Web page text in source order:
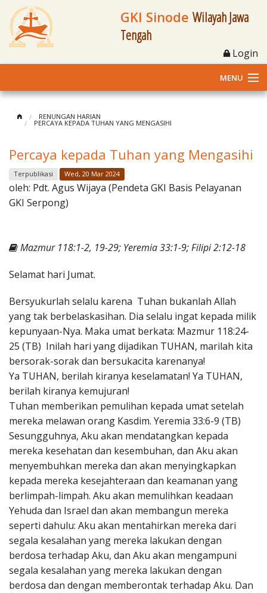
GKI Sinode Wilayah Jawa
Tengah
Login
MENU
Klasis dan Jemaat
Berita Kegiatan
Materi
Penerbitan
RENUNGAN HARIAN
PERCAYA KEPADA TUHAN YANG MENGASIHI
Percaya kepada Tuhan yang Mengasihi
Terpublikasi Wed, 20 Mar 2024
oleh: Pdt. Agus Wijaya (Pendeta GKI Basis Pelayanan
GKI Serpong)
Mazmur 118:1-2, 19-29; Yeremia 33:1-9; Filipi 2:12-18
Selamat hari Jumat.
Bersyukurlah selalu karena Tuhan bukanlah Allah
yang tak berbelaskasihan. Dia selalu ingat kepada milik
kepunyaan-Nya. Maka umat berkata: Mazmur 118:24-
25 (TB) Inilah hari yang dijadikan TUHAN, marilah kita
bersorak-sorak dan bersukacita karenanya!
Ya TUHAN, berilah kiranya keselamatan! Ya TUHAN,
berilah kiranya kemujuran!
Tuhan memberikan pemulihan kepada umat setelah
mereka melawan orang Kasdim. Yeremia 33:6-9 (TB)
Sesungguhnya, Aku akan mendatangkan kepada
mereka kesehatan dan kesembuhan, dan Aku akan
menyembuhkan mereka dan akan menyingkapkan
kepada mereka kesejahteraan dan keamanan yang
berlimpah-limpah. Aku akan memulihkan keadaan
Yehuda dan Israel dan akan membangun mereka
seperti dahulu: Aku akan mentahirkan mereka dari
segala kesalahan yang mereka lakukan dengan
berdosa terhadap Aku, dan Aku akan mengampuni
segala kesalahan yang mereka lakukan dengan
berdosa dan dengan memberontak terhadap Aku. Dan